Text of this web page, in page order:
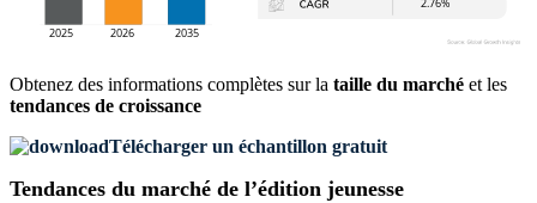
Obtenez des informations complètes sur la taille du marché et les
tendances de croissance
Télécharger un échantillon gratuit
Tendances du marché de l’édition jeunesse